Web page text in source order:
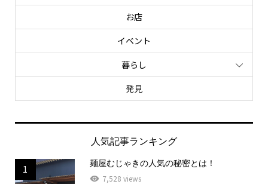
お店
イベント
暮らし
発見
人気記事ランキング
1
麺屋むじゃきの人気の秘密とは！
7,528 views